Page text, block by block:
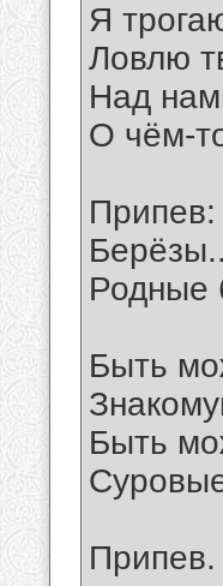
Я
Ловлю
Над
О чём-
Припев:
Родные
Быть
Быть
Припев.